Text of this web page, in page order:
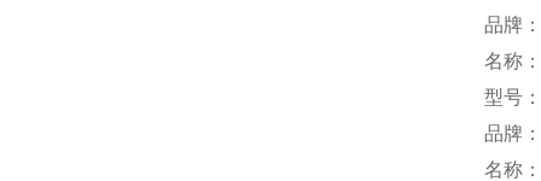
品牌
名称
型号
品牌
名称